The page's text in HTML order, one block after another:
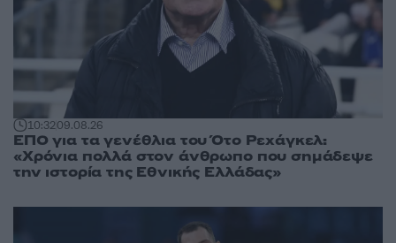
10:3209.08.26
ΕΠΟ για τα γενέθλια του Ότο Ρεχάγκελ:
«Χρόνια πολλά στον άνθρωπο που σημάδεψε
την ιστορία της Εθνικής Ελλάδας»